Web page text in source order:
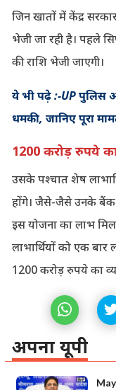
जिन खातों में केंद्र
भेजी जा रही है। पहले
की राशि भेजी जाएगी।
ये भी पढ़े :-UP पुलिस
धमकी, जानिए पूरा
1200 करोड़ रुपये
उसके पश्चात शेष
होंगे। जैसे-जैसे उनके बैंक
इस योजना का लाभ
लाभार्थियों को एक
1200 करोड़ रुपये का
अपना यूपी